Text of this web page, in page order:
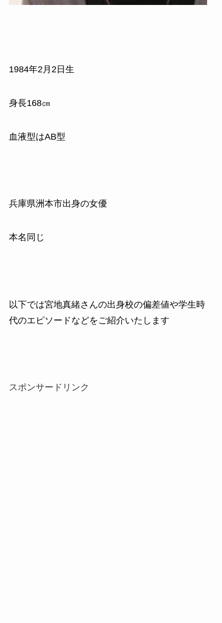
1984年2 月 2 日生
身長168㎝
血液型はAB型
兵庫県洲本市出身の女優
本名同じ
以下では宮地真緒さんの出身校の偏差値や学生時
代のエピソードなどをご紹介いたします
スポンサードリンク